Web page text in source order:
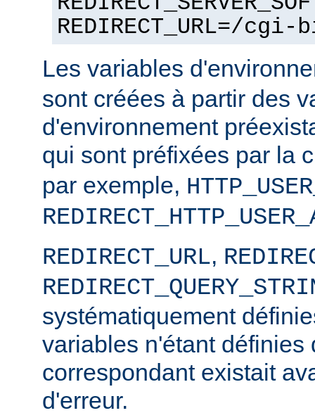
REDIRECT_URL=/
Les variables
sont créées à partir des
d'environnement
qui sont préfixées par la
par exemple,
REDIRECT_URL,
systématiquement
variables n'étant définies
correspondant existait
d'erreur.